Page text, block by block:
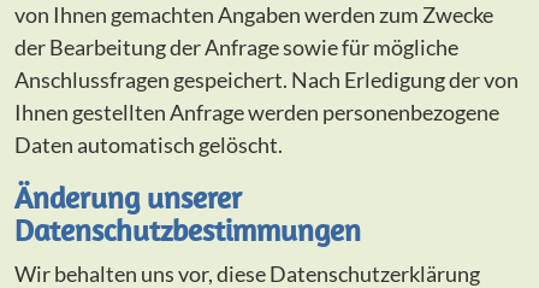
von Ihnen gemachten Angaben werden zum Zwecke
der Bearbeitung der Anfrage sowie für mögliche
Anschlussfragen gespeichert. Nach Erledigung der von
Ihnen gestellten Anfrage werden personenbezogene
Daten automatisch gelöscht.
Änderung unserer
Datenschutzbestimmungen
Wir behalten uns vor, diese Datenschutzerklärung